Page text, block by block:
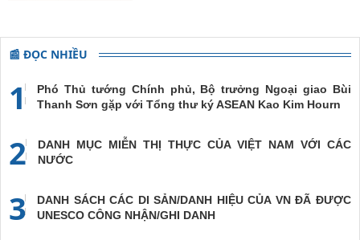
📰 ĐỌC NHIỀU
1
Phó Thủ tướng Chính phủ, Bộ trưởng Ngoại giao Bùi
Thanh Sơn gặp với Tổng thư ký ASEAN Kao Kim Hourn
2
DANH MỤC MIỄN THỊ THỰC CỦA VIỆT NAM VỚI CÁC
NƯỚC
3
DANH SÁCH CÁC DI SẢN/DANH HIỆU CỦA VN ĐÃ ĐƯỢC
UNESCO CÔNG NHẬN/GHI DANH